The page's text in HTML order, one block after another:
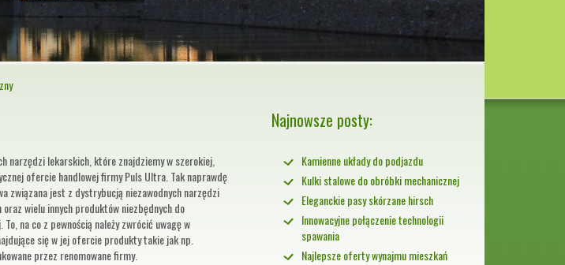
narzędzi lekarskich, które znajdziemy w szerokiej,
ofercie handlowej firmy Puls Ultra. Tak naprawdę
związana jest z dystrybucją niezawodnych narzędzi
wielu innych produktów niezbędnych do
na co z pewnością należy zwrócić uwagę w
się w jej ofercie produkty takie jak np.
przez renomowane firmy.
Najnowsze posty:
Kamienne układy do podjazdu
Kulki stalowe do obróbki mechanicznej
Eleganckie pasy skórzane hirsch
Innowacyjne połączenie technologii
spawania
Najlepsze oferty wynajmu mieszkań